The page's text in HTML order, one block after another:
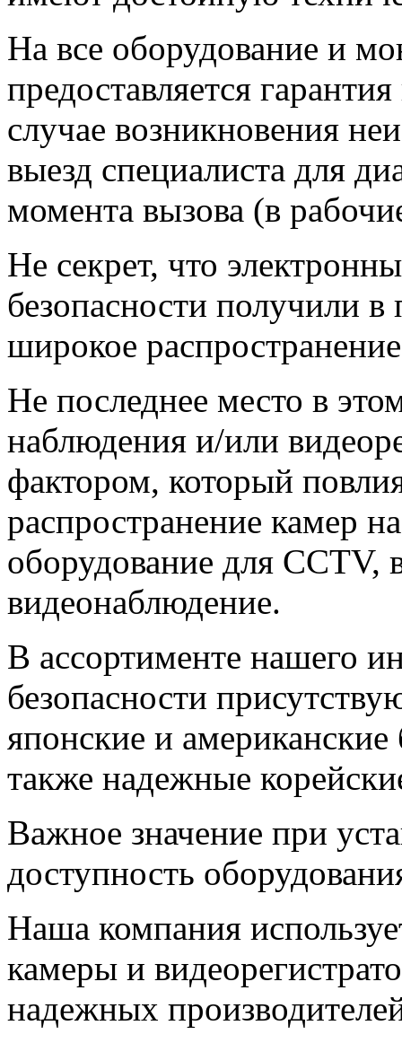
На все оборудование и
предоставляется
случае возникновения
выезд специалиста для
момента вызова (в
Не секрет, что
безопасности получили в
широкое
Не последнее место в
наблюдения и/или
фактором, который
распространение камер
оборудование для CCTV,
видеонаблюдение.
В ассортименте нашего
безопасности
японские и
также надежные
Важное значение при
доступность
Наша компания
камеры и
надежных